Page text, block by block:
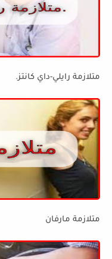
متلازمة رايلي-داي كانتز.
متلازمة مارفان